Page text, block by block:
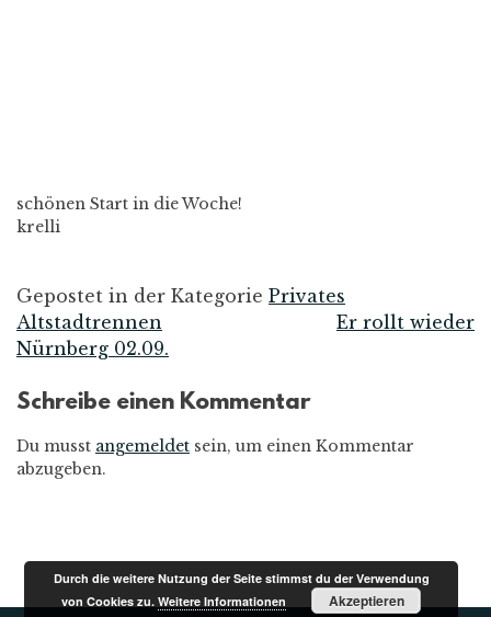
schönen Start in die Woche!
krelli
Gepostet in der Kategorie Privates
Beitrags-
Navigation
Altstadtrennen
Nürnberg 02.09.
Er rollt wieder
Schreibe einen Kommentar
Du musst angemeldet sein, um einen Kommentar
abzugeben.
Durch die weitere Nutzung der Seite stimmst du der Verwendung
von Cookies zu.Weitere Informationen Akzeptieren